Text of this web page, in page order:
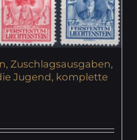
Zuschlagsausgaben,
die Jugend, komplette